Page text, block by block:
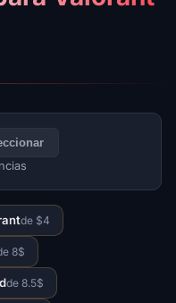
de $4
8$
de 8.5$